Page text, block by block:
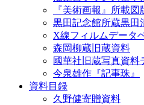
『美術画報』所載
黒田記念館所蔵黒田
X線フィルムデータ
森岡柳蔵旧蔵資料
國華社旧蔵写真資料
今泉雄作『記事珠』
資料目録
久野健寄贈資料